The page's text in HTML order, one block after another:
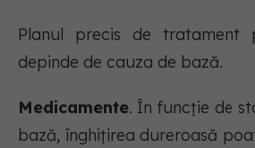
Planul precis de tratament
depinde de cauza de bază.
Medicamente. În funcție de
bază, înghițirea dureroasă